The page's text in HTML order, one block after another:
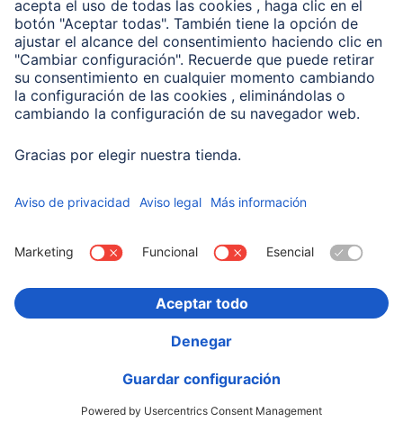
Contacto
Servicio
Clientes online
Compañía